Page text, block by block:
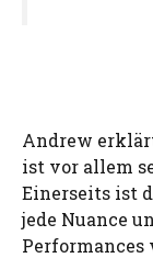
Andrew
ist vor allem
Einerseits ist
jede Nuance